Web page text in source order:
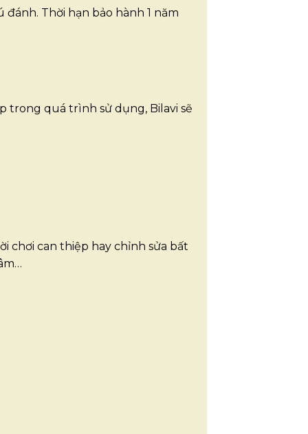
Thời hạn bảo hành 1 năm
trong quá trình sử dụng, Bilavi sẽ
chơi can thiệp hay chỉnh sửa bất